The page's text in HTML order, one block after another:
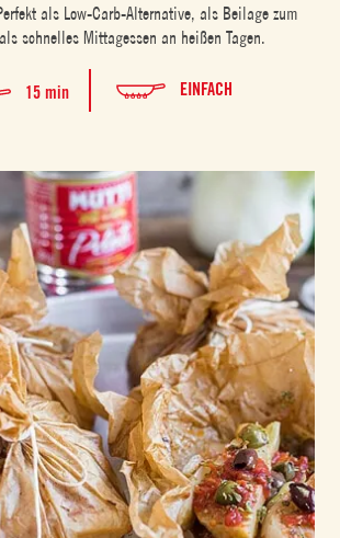
als Low-Carb-Alternative, als Beilage zum
schnelles Mittagessen an heißen Tagen.
15 min EINFACH